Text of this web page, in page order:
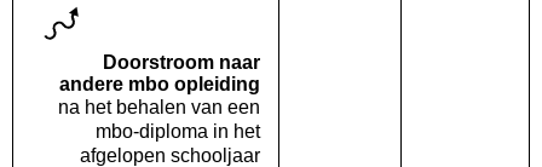
Doorstroom naar
andere mbo opleiding
na het behalen van een
mbo-diploma in het
afgelopen schooljaar